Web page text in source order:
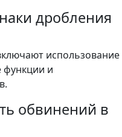
дробления
использование
и
обвинений в